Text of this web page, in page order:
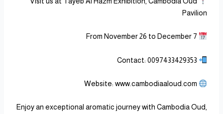
Pavilion
Enjoy an exceptional aromatic journey with Cambodia Oud,